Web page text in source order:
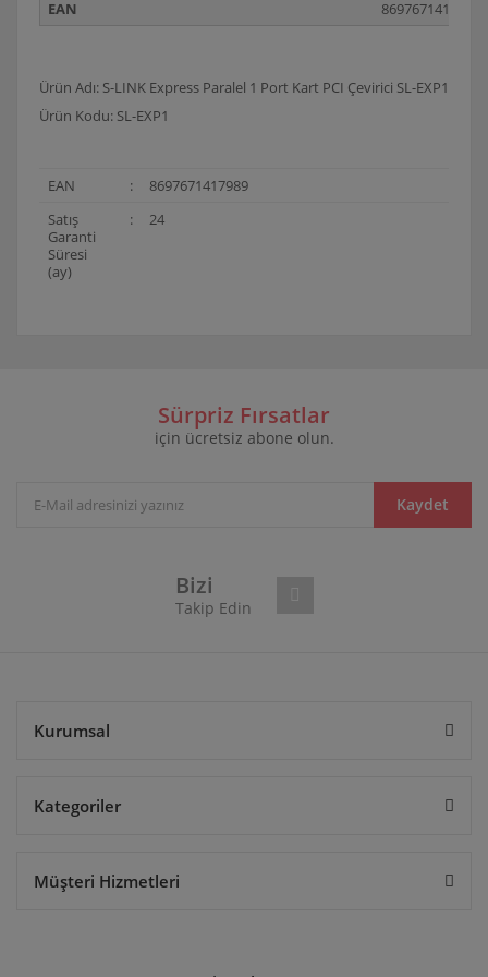
EAN
8697671417989
Ürün Adı: S-LINK Express Paralel 1 Port Kart PCI Çevirici SL-EXP1
Ürün Kodu: SL-EXP1
EAN :
8697671417989
Satış
Garanti
Süresi
(ay)
: 24
Yorum Yaz
Ürün resmi kalitesiz, bozuk veya görüntülenemiyor.
Ürün bilgilerinde hatalar bulunuyor.
Sürpriz Fırsatlar
için ücretsiz abone olun.
Kaydet
Bizi
Takip Edin
Kurumsal
Kategoriler
Müşteri Hizmetleri